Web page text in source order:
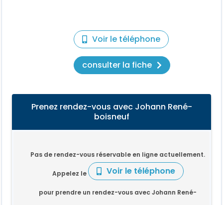
Voir le téléphone
consulter la fiche
Prenez rendez-vous avec Johann René-
boisneuf
Pas de rendez-vous réservable en ligne actuellement.
Appelez le Voir le téléphone
pour prendre un rendez-vous avec Johann René-